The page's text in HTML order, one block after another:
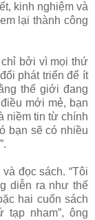
kinh nghiệm và
lại thành công
chỉ bởi vì mọi thứ
phát triển để ít
thế giới đang
mới mẻ, bạn
niềm tin từ chính
bạn sẽ có nhiều
đọc sách. “Tôi
diễn ra như thế
hai cuốn sách
tạp nham”, ông